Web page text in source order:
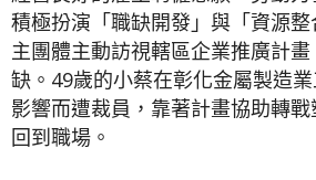
積極扮演「職缺開發」與「資源
主團體主動訪視轄區企業推廣計
缺。49歲的小蔡在彰化金屬製造
影響而遭裁員，靠著計畫協助轉
回到職場。